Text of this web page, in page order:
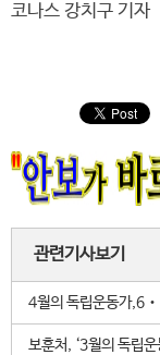
코나스 강치구 기자
관련기사보기
4월의 독립운동가
보훈처, ‘3월의 독립